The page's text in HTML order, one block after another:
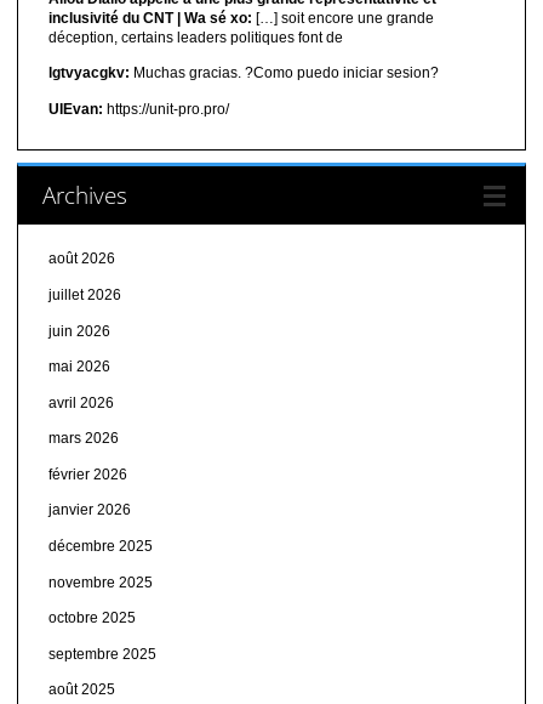
inclusivité du CNT | Wa sé xo: […] soit encore une grande
déception, certains leaders politiques font de
lgtvyacgkv: Muchas gracias. ?Como puedo iniciar sesion?
UIEvan: https://unit-pro.pro/
Archives
août 2026
juillet 2026
juin 2026
mai 2026
avril 2026
mars 2026
février 2026
janvier 2026
décembre 2025
novembre 2025
octobre 2025
septembre 2025
août 2025